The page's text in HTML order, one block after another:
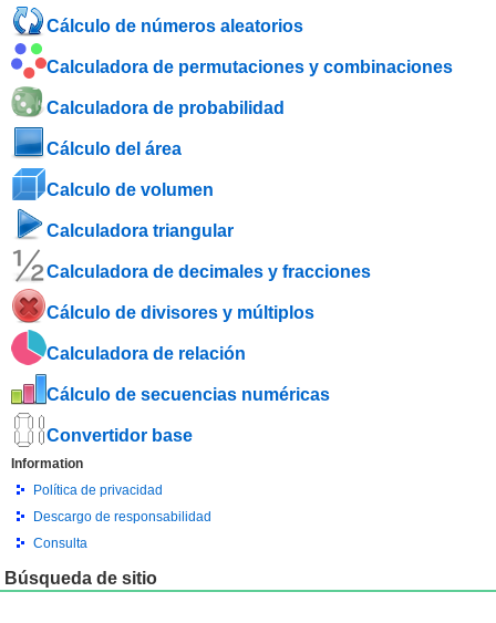
Cálculo de números aleatorios
Calculadora de permutaciones y combinaciones
Calculadora de probabilidad
Cálculo del área
Calculo de volumen
Calculadora triangular
Calculadora de decimales y fracciones
Cálculo de divisores y múltiplos
Calculadora de relación
Cálculo de secuencias numéricas
Convertidor base
Information
Política de privacidad
Descargo de responsabilidad
Consulta
Búsqueda de sitio